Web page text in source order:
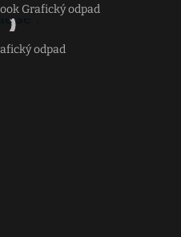
Grafický odpad
odpad